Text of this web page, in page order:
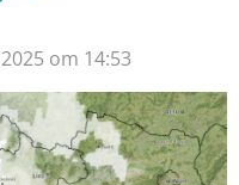
om 14:53